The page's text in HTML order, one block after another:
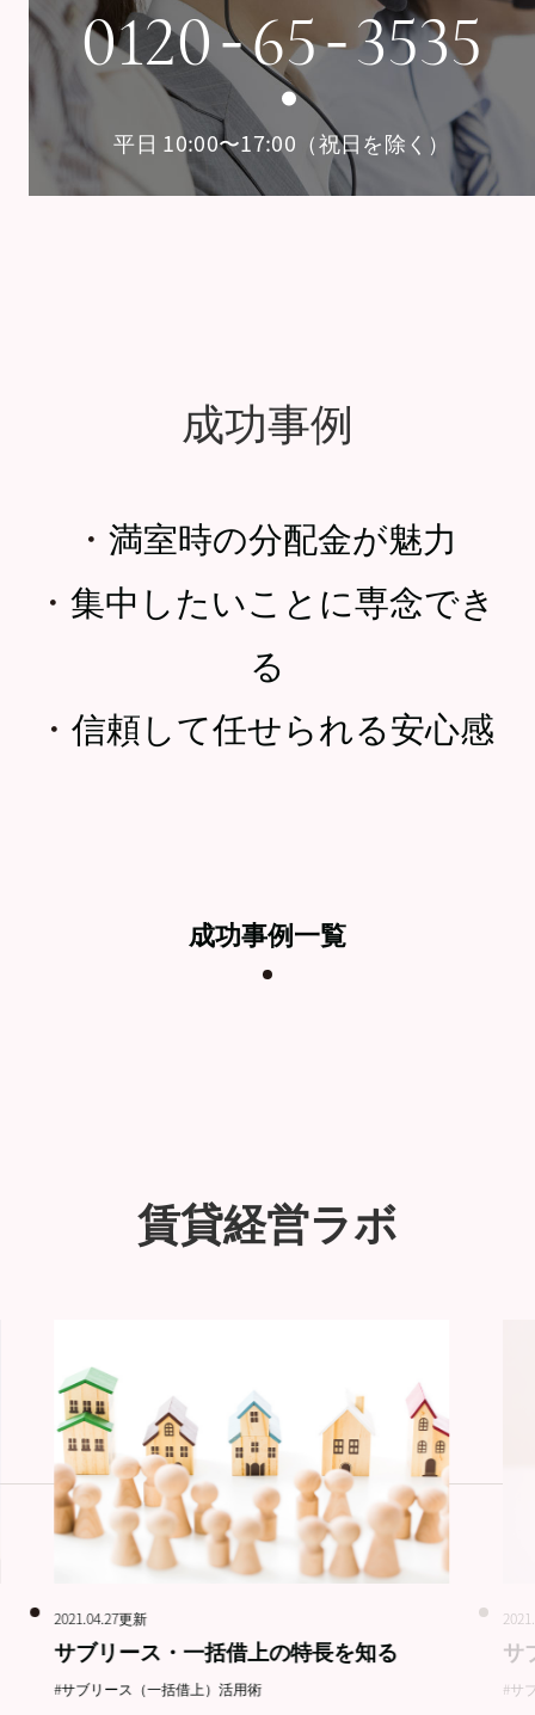
0120-65-3535
平日 10:00〜17:00（祝日を除く）
成功事例
・ 満室時の分配金が魅力
・ 集中したいことに専念でき
る
・ 信頼して任せられる安心感
成功事例一覧
賃貸経営ラボ
2021.04.27更新
サブリース・一括借上の特長を知る
#サブリース（一括借上）活用術
サ
#サ